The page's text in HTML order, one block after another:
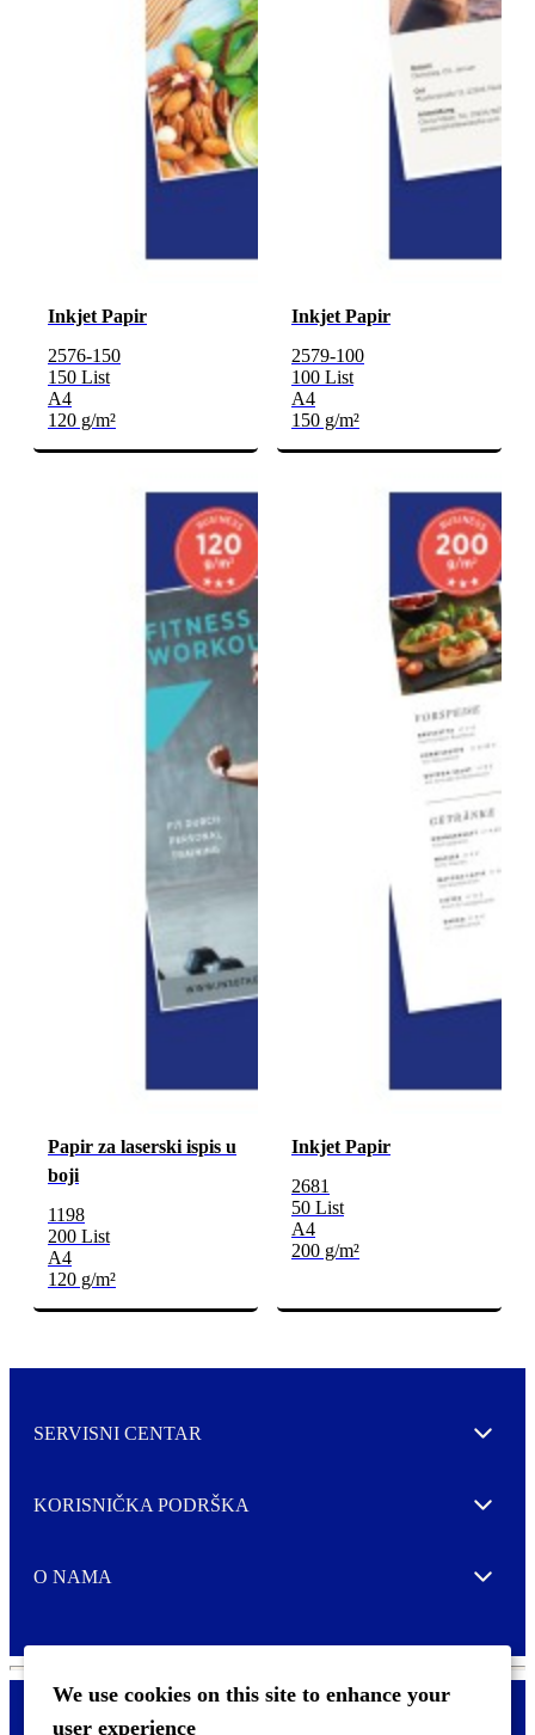
We use cookies on this site to enhance your
user experience
Inkjet Papir
2576-150
150 List
A4
120 g/m²
Inkjet Papir
2579-100
100 List
A4
150 g/m²
Papir za laserski ispis u
boji
1198
200 List
A4
120 g/m²
Inkjet Papir
2681
50 List
A4
200 g/m²
SERVISNI CENTAR Expand
KORISNIČKA PODRŠKA Expand
O NAMA Expand